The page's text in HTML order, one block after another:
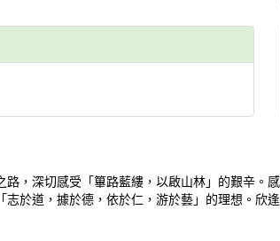
，深切感受「篳路藍縷，以啟山林」的艱辛
於道，據於德，依於仁，游於藝」的理想。欣